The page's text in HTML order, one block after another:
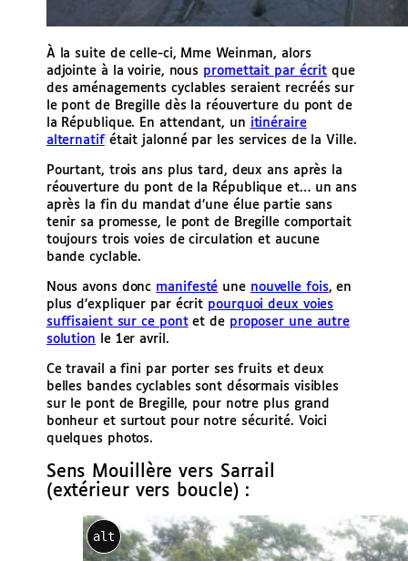
À la suite de celle-ci, Mme Weinman, alors
adjointe à la voirie, nous promettait par écrit que
des aménagements cyclables seraient recréés sur
le pont de Bregille dès la réouverture du pont de
la République. En attendant, un itinéraire
alternatifétait jalonné par les services de la Ville.
Pourtant, trois ans plus tard, deux ans après la
réouverture du pont de la République et… un ans
après la fin du mandat d’une élue partie sans
tenir sa promesse, le pont de Bregille comportait
toujours trois voies de circulation et aucune
bande cyclable.
Nous avons donc manifesté une nouvelle fois, en
plus d’expliquer par écrit pourquoi deux voies
suffisaient sur ce pontet de proposer une autre
solution le 1er avril.
Ce travail a fini par porter ses fruits et deux
belles bandes cyclables sont désormais visibles
sur le pont de Bregille, pour notre plus grand
bonheur et surtout pour notre sécurité. Voici
quelques photos.
Sens Mouillère vers Sarrail
(extérieur vers boucle) :
alt